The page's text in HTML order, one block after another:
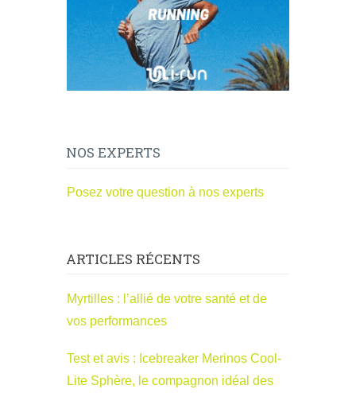
NOS EXPERTS
Posez votre question à nos experts
ARTICLES RÉCENTS
Myrtilles : l’allié de votre santé et de
vos performances
Test et avis : Icebreaker Merinos Cool-
Lite Sphère, le compagnon idéal des